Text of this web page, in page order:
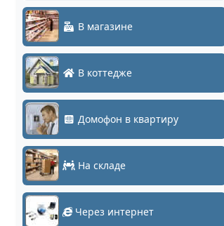
В магазине
В коттедже
Домофон в квартиру
На складе
Через интернет